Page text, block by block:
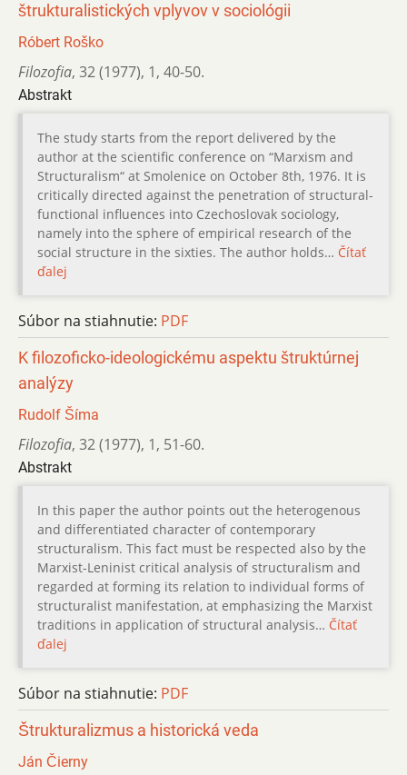
štrukturalistických vplyvov v sociológii
Róbert Roško
Filozofia, 32 (1977), 1, 40-50.
Abstrakt
The study starts from the report delivered by the
author at the scientific conference on “Marxism and
Structuralism“ at Smolenice on October 8th, 1976. It is
critically directed against the penetration of structural-
functional influences into Czechoslovak sociology,
namely into the sphere of empirical research of the
social structure in the sixties. The author holds… Čítať
ďalej
Súbor na stiahnutie: PDF
K filozoficko-ideologickému aspektu štruktúrnej
analýzy
Rudolf Šíma
Filozofia, 32 (1977), 1, 51-60.
Abstrakt
In this paper the author points out the heterogenous
and differentiated character of contemporary
structuralism. This fact must be respected also by the
Marxist-Leninist critical analysis of structuralism and
regarded at forming its relation to individual forms of
structuralist manifestation, at emphasizing the Marxist
traditions in application of structural analysis… Čítať
ďalej
Súbor na stiahnutie: PDF
Štrukturalizmus a historická veda
Ján Čierny